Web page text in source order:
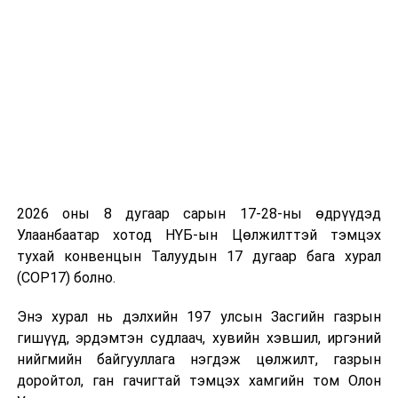
2026 оны 8 дугаар сарын 17-28-ны өдрүүдэд
Улаанбаатар хотод НҮБ-ын Цөлжилттэй тэмцэх
тухай конвенцын Талуудын 17 дугаар бага хурал
(COP17) болно.
Энэ хурал нь дэлхийн 197 улсын Засгийн газрын
гишүүд, эрдэмтэн судлаач, хувийн хэвшил, иргэний
нийгмийн байгууллага нэгдэж цөлжилт, газрын
доройтол, ган гачигтай тэмцэх хамгийн том Олон